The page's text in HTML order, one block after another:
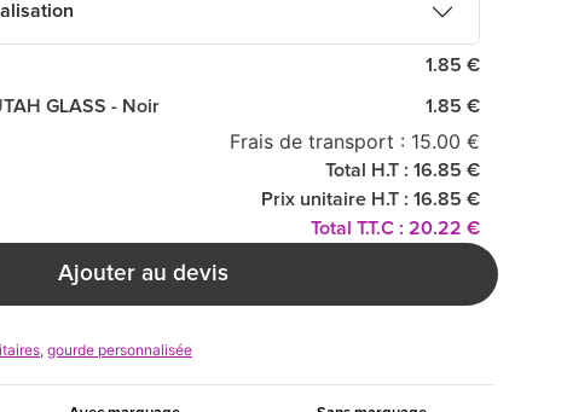
1.85 €
GLASS - Noir 1.85 €
Frais de transport : 15.00 €
Total H.T : 16.85 €
Prix unitaire H.T : 16.85 €
Total T.T.C : 20.22 €
Ajouter au devis
, gourde personnalisée